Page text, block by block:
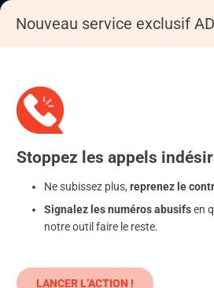
PLACEMENTS
Accueil
Nouveau service exclusif
Stoppez les appels
Ne subissez plus, reprenez le
Signalez les numéros abusifsen
notre outil faire le reste.
LANCER L’ACTION !